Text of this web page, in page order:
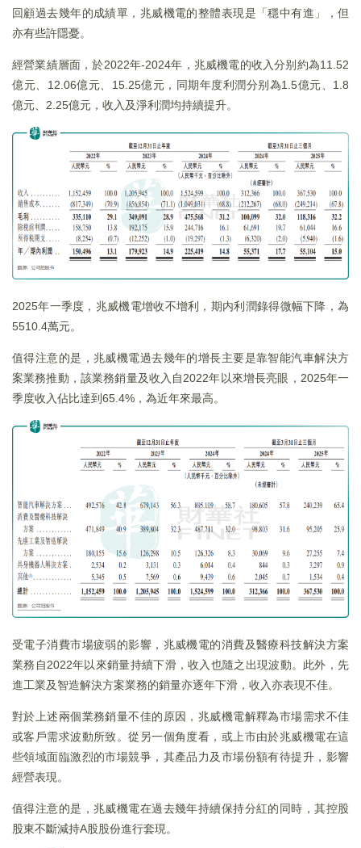
回顧過去幾年的成績單，兆威機電的整體表現是「穩中有進」，但
亦有些許隱憂。
經營業績層面，於2022年-2024年，兆威機電的收入分别約為11.52
億元、12.06億元、15.25億元，同期年度利潤分别為1.5億元、1.8
億元、2.25億元，收入及淨利潤均持續提升。
2025年一季度，兆威機電增收不增利，期内利潤錄得微幅下降，為
5510.4萬元。
值得注意的是，兆威機電過去幾年的增長主要是靠智能汽車解決方
案業務推動，該業務銷量及收入自2022年以來增長亮眼，2025年一
季度收入佔比達到65.4%，為近年來最高。
受電子消費市場疲弱的影響，兆威機電的消費及醫療科技解決方案
業務自2022年以來銷量持續下滑，收入也隨之出現波動。此外，先
進工業及智造解決方案業務的銷量亦逐年下滑，收入亦表現不佳。
對於上述兩個業務銷量不佳的原因，兆威機電解釋為市場需求不佳
或客戶需求波動所致。從另一個角度看，或上市由於兆威機電在這
些領域面臨激烈的市場競爭，其產品力及市場份額有待提升，影響
經營表現。
值得注意的是，兆威機電在過去幾年持續保持分紅的同時，其控股
股東不斷減持A股股份進行套現。